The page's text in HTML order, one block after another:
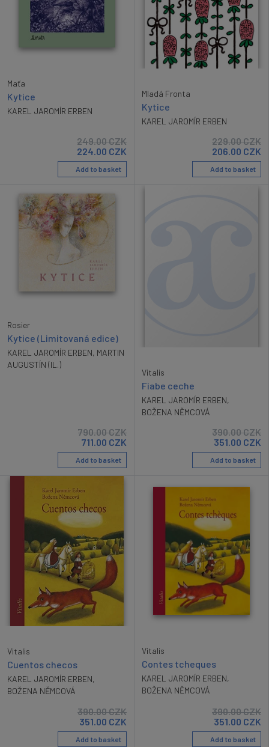
Maťa
Kytice
KAREL JAROMÍR ERBEN
249.00CZK
224.00 CZK
Add to basket
Mladá Fronta
Kytice
KAREL JAROMÍR ERBEN
229.00CZK
206.00 CZK
Add to basket
Rosier
Kytice (Limitovaná edice)
KAREL JAROMÍR ERBEN, MARTIN
AUGUSTÍN (IL.)
790.00CZK
711.00 CZK
Add to basket
Vitalis
Fiabe ceche
KAREL JAROMÍR ERBEN,
BOŽENA NĚMCOVÁ
390.00CZK
351.00 CZK
Add to basket
Vitalis
Cuentos checos
KAREL JAROMÍR ERBEN,
BOŽENA NĚMCOVÁ
390.00CZK
351.00 CZK
Add to basket
Vitalis
Contes tcheques
KAREL JAROMÍR ERBEN,
BOŽENA NĚMCOVÁ
390.00CZK
351.00 CZK
Add to basket